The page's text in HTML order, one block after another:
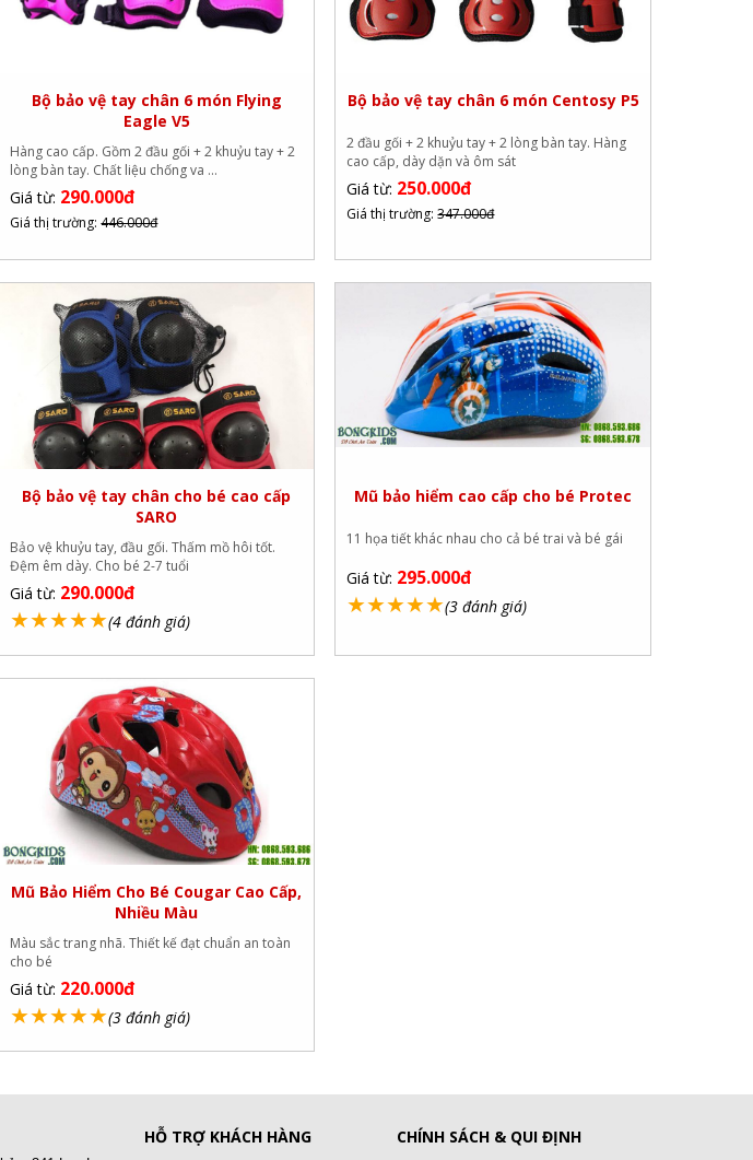
Bộ bảo vệ tay chân 6 món Flying
Eagle V5
Hàng cao cấp. Gồm 2 đầu gối + 2 khuỷu tay + 2
lòng bàn tay. Chất liệu chống va ...
Giá từ: 290.000đ
Giá thị trường:446.000đ
Bộ bảo vệ tay chân 6 món Centosy P5
2 đầu gối + 2 khuỷu tay + 2 lòng bàn tay. Hàng
cao cấp, dày dặn và ôm sát
Giá từ: 250.000đ
Giá thị trường:347.000đ
Bộ bảo vệ tay chân cho bé cao cấp
SARO
Bảo vệ khuỷu tay, đầu gối. Thấm mồ hôi tốt.
Đệm êm dày. Cho bé 2-7 tuổi
Giá từ: 290.000đ
★★★★★(4 đánh giá)
Mũ bảo hiểm cao cấp cho bé Protec
11 họa tiết khác nhau cho cả bé trai và bé gái
Giá từ: 295.000đ
★★★★★(3 đánh giá)
Mũ Bảo Hiểm Cho Bé Cougar Cao Cấp,
Nhiều Màu
Màu sắc trang nhã. Thiết kế đạt chuẩn an toàn
cho bé
Giá từ: 220.000đ
★★★★★(3 đánh giá)
HỖ TRỢ KHÁCH HÀNG CHÍNH SÁCH & QUI ĐỊNH